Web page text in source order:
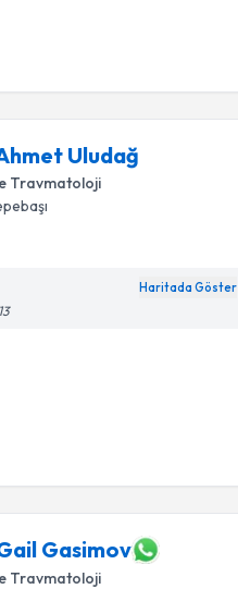
Uludağ
Travmatoloji
Haritada Göster
Gasimov
Travmatoloji